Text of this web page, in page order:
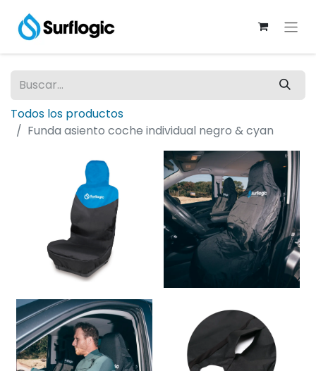
Todos los productos
Funda asiento coche individual negro & cyan